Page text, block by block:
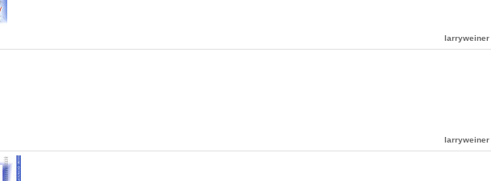
larryweiner
larryweiner